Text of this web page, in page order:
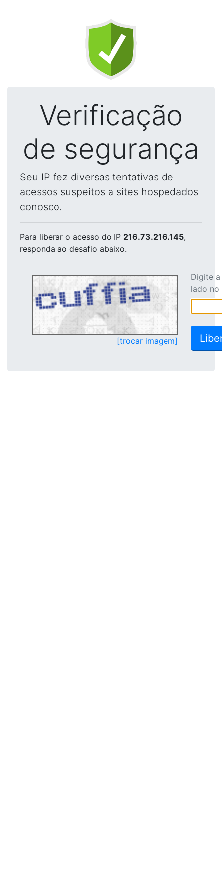
Verificação
de segurança
Seu IP fez diversas tentativas de
acessos suspeitos a sites hospedados
conosco.
Para liberar o acesso do IP 216.73.216.145,
responda ao desafio abaixo.
[trocar imagem]
Digite
lado no